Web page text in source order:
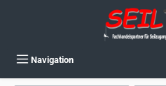
Navigation